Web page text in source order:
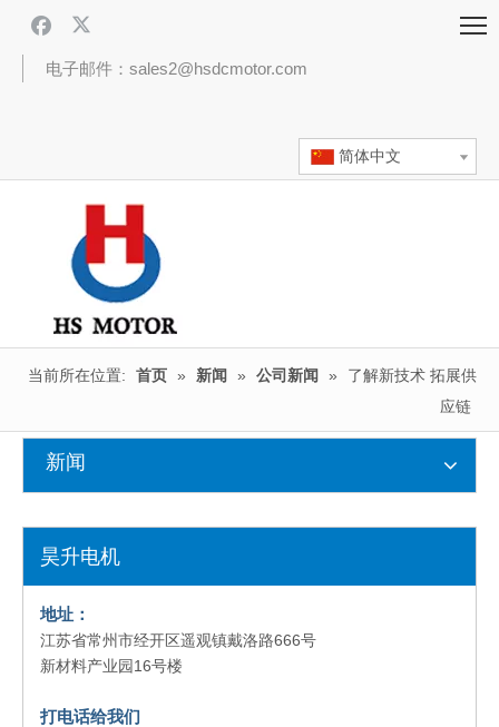
电子邮件：sales2@hsdcmotor.com
简体中文
当前所在位置: 首页 » 新闻 » 公司新闻 »
了解新技术 拓展供
应链
新闻
昊升电机
地址：
江苏省常州市经开区遥观镇戴洛路666号
新材料产业园16号楼
打电话给我们